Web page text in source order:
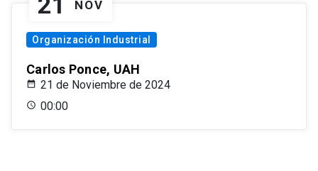
NOV
Organización Industrial
Carlos Ponce, UAH
21 de Noviembre de 2024
00:00